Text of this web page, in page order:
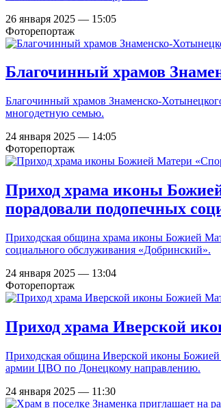
26 января 2025 — 15:05
Фоторепортаж
Благочинный храмов
Благочинный храмов Знаменско-
многодетную семью.
24 января 2025 — 14:05
Фоторепортаж
Приход храма иконы
порадовали подопечных
Приходская община храма иконы Божией
социального обслуживания «Добринский».
24 января 2025 — 13:04
Фоторепортаж
Приход храма Иверской
Приходская община Иверской иконы Божией
армии ЦВО по Донецкому направлению.
24 января 2025 — 11:30